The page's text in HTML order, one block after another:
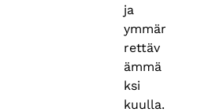
ja
ymmär
rettäv
ämmä
ksi
kuulla.